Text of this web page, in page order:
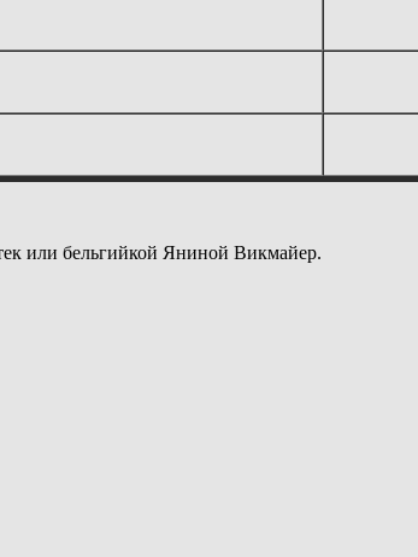
или бельгийкой Яниной Викмайер.